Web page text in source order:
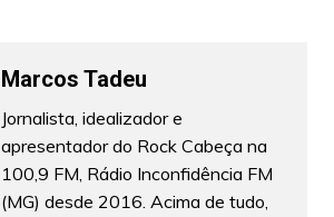
Marcos Tadeu
Jornalista, idealizador e
apresentador do Rock Cabeça na
100,9 FM, Rádio Inconfidência FM
(MG) desde 2016. Acima de tudo,